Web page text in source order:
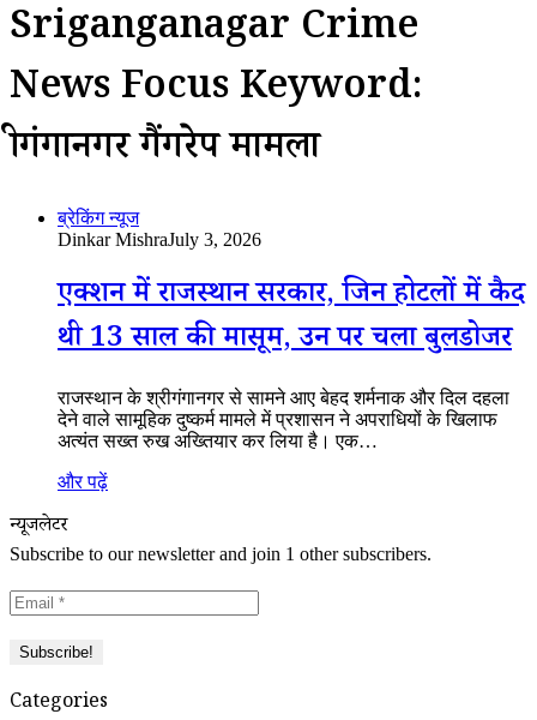
Sriganganagar Crime
News Focus Keyword:
श्रीगंगानगर गैंगरेप मामला
ब्रेकिंग न्यूज
Dinkar MishraJuly 3, 2026
एक्शन में राजस्थान सरकार, जिन होटलों में कैद
थी 13 साल की मासूम, उन पर चला बुलडोजर
राजस्थान के श्रीगंगानगर से सामने आए बेहद शर्मनाक और दिल दहला
देने वाले सामूहिक दुष्कर्म मामले में प्रशासन ने अपराधियों के खिलाफ
अत्यंत सख्त रुख अख्तियार कर लिया है। एक…
और पढ़ें
न्यूजलेटर
Subscribe to our newsletter and join 1 other subscribers.
Categories